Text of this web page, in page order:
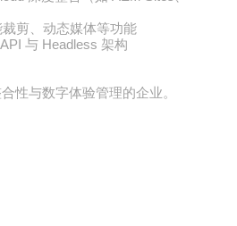
剪、动态媒体等功能
与 Headless 架构
性与数字体验管理的企业。